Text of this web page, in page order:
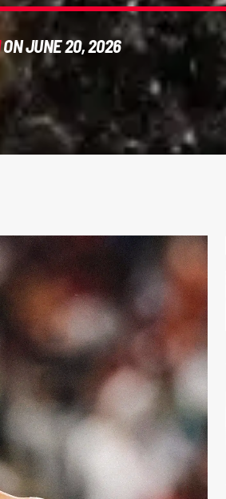
ON JUNE 20, 2026